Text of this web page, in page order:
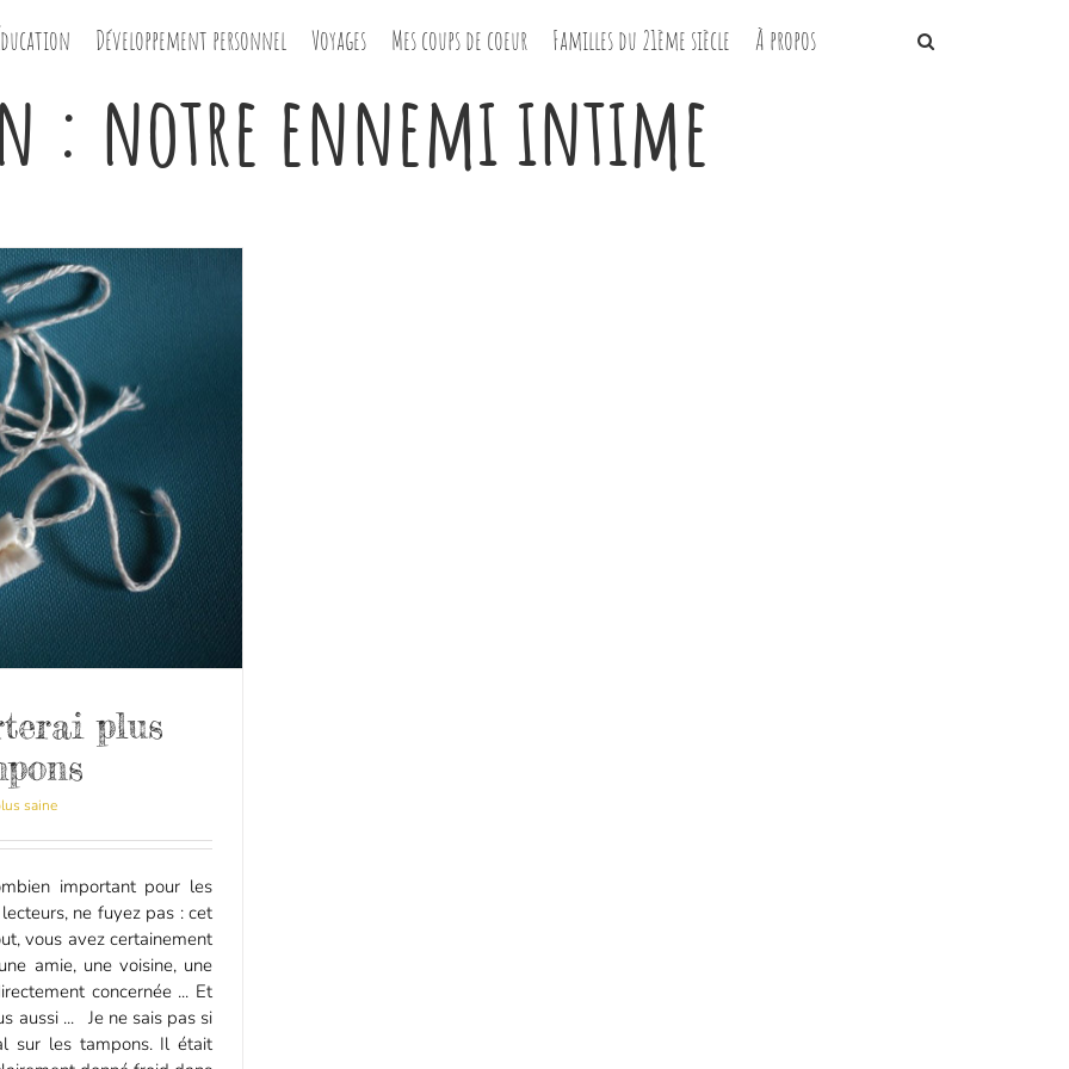
Développement personnel Voyages Mes coups de coeur Familles du 21ème siècle À propos
: notre ennemi intime
plus
saine
important pour les
ne fuyez pas : cet
vous avez certainement
amie, une voisine, une
concernée ... Et
aussi ... Je ne sais pas si
sur les tampons. Il était